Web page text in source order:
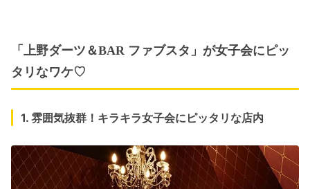
「上野ダーツ＆BAR ファブスタ」が女子会にピッ
タリなワケ♡
1. 雰囲気抜群！キラキラ女子会にピッタリな店内